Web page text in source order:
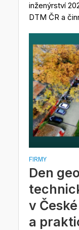
inženýrství
DTM ČR a
FIRMY
Den
v
a